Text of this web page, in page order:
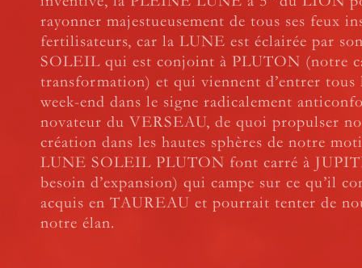
rayonner majestueusement de tous ses feux
fertilisateurs, car la LUNE est éclairée par
SOLEIL qui est conjoint à PLUTON (notre
transformation) et qui viennent d’entrer tous
week-end dans le signe radicalement
novateur du VERSEAU, de quoi propulser
création dans les hautes sphères de notre
LUNE SOLEIL PLUTON font carré à
besoin d’expansion) qui campe sur ce qu’il
acquis en TAUREAU et pourrait tenter de
notre élan.